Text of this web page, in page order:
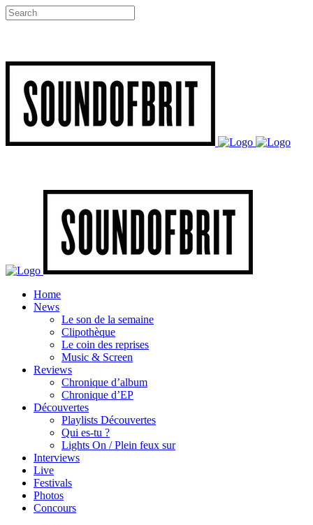
Home
News
Le son de la semaine
Clipothèque
Le coin des reprises
Music & Screen
Reviews
Chronique d’album
Chronique d’EP
Découvertes
Playlists Découvertes
Qui es-tu ?
Lights On / Plein feux sur
Interviews
Live
Festivals
Photos
Concours